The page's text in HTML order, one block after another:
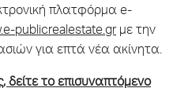
πλατφόρμα e-
publicrealestate.grμε την
για επτά νέα ακίνητα.
δείτε το επισυναπτόμενο